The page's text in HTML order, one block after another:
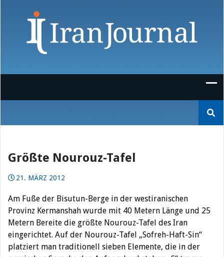
nach:
Größte Nourouz-Tafel
21. MÄRZ 2012
Am Fuße der Bisutun-Berge in der westiranischen
Provinz Kermanshah wurde mit 40 Metern Länge und 25
Metern Bereite die größte Nourouz-Tafel des Iran
eingerichtet. Auf der Nourouz-Tafel „Sofreh-Haft-Sin“
platziert man traditionell sieben Elemente, die in der